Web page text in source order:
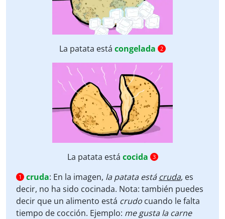
La patata está congelada 2
La patata está cocida 3
1 cruda: En la imagen, la patata estácruda, es
decir, no ha sido cocinada. Nota: también puedes
decir que un alimento está crudo cuando le falta
tiempo de cocción. Ejemplo: me gusta la carne